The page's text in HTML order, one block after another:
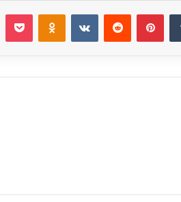
‏Tumblr بينتيريست ‏Reddit
‏VKontakte
Odnoklassniki